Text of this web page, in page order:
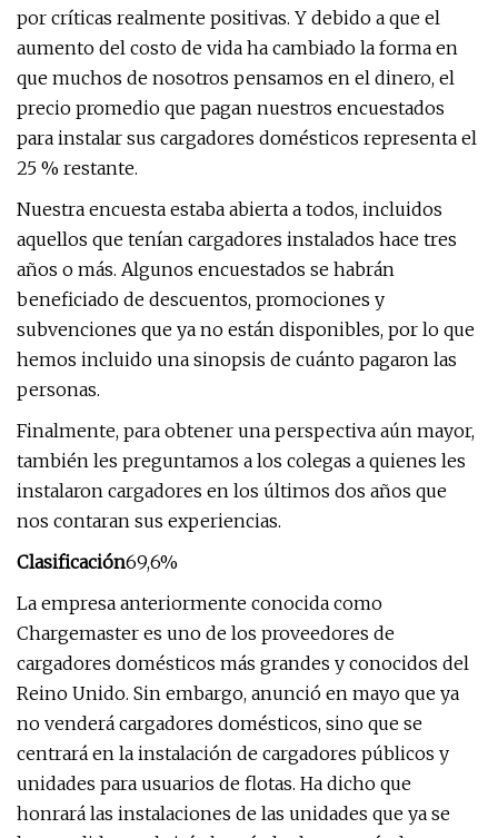
por críticas realmente positivas. Y debido a que el
aumento del costo de vida ha cambiado la forma en
que muchos de nosotros pensamos en el dinero, el
precio promedio que pagan nuestros encuestados
para instalar sus cargadores domésticos representa el
25 % restante.
Nuestra encuesta estaba abierta a todos, incluidos
aquellos que tenían cargadores instalados hace tres
años o más. Algunos encuestados se habrán
beneficiado de descuentos, promociones y
subvenciones que ya no están disponibles, por lo que
hemos incluido una sinopsis de cuánto pagaron las
personas.
Finalmente, para obtener una perspectiva aún mayor,
también les preguntamos a los colegas a quienes les
instalaron cargadores en los últimos dos años que
nos contaran sus experiencias.
Clasificación69,6%
La empresa anteriormente conocida como
Chargemaster es uno de los proveedores de
cargadores domésticos más grandes y conocidos del
Reino Unido. Sin embargo, anunció en mayo que ya
no venderá cargadores domésticos, sino que se
centrará en la instalación de cargadores públicos y
unidades para usuarios de flotas. Ha dicho que
honrará las instalaciones de las unidades que ya se